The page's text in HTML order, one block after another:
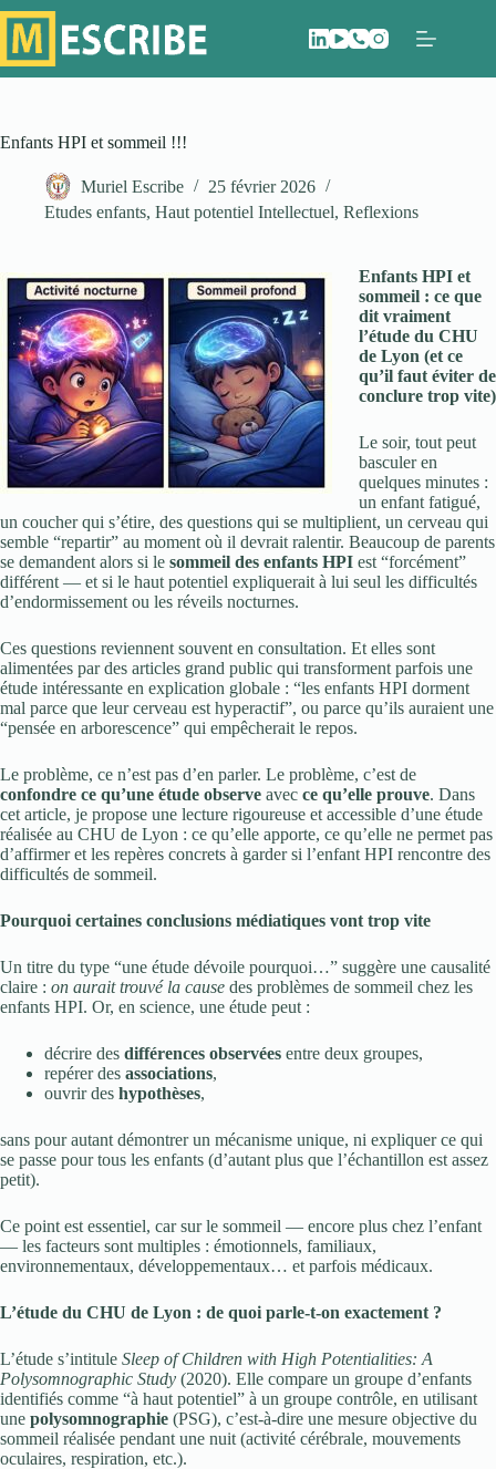
Passer
au
contenu
Enfants HPI et sommeil !!!
Muriel Escribe
25 février 2026
Etudes enfants, Haut potentiel Intellectuel, Reflexions
Enfants HPI et
sommeil : ce que
dit vraiment
l’étude du CHU
de Lyon (et ce
qu’il faut éviter de
conclure trop vite)
Le soir, tout peut
basculer en
quelques minutes :
un enfant fatigué,
un coucher qui s’étire, des questions qui se multiplient, un cerveau qui
semble “repartir” au moment où il devrait ralentir. Beaucoup de parents
se demandent alors si le sommeil des enfants HPI est “forcément”
différent — et si le haut potentiel expliquerait à lui seul les difficultés
d’endormissement ou les réveils nocturnes.
Ces questions reviennent souvent en consultation. Et elles sont
alimentées par des articles grand public qui transforment parfois une
étude intéressante en explication globale : “les enfants HPI dorment
mal parce que leur cerveau est hyperactif”, ou parce qu’ils auraient une
“pensée en arborescence” qui empêcherait le repos.
Le problème, ce n’est pas d’en parler. Le problème, c’est de
confondre ce qu’une étude observe avec ce qu’elle prouve. Dans
cet article, je propose une lecture rigoureuse et accessible d’une étude
réalisée au CHU de Lyon : ce qu’elle apporte, ce qu’elle ne permet pas
d’affirmer et les repères concrets à garder si l’enfant HPI rencontre des
difficultés de sommeil.
Pourquoi certaines conclusions médiatiques vont trop vite
Un titre du type “une étude dévoile pourquoi…” suggère une causalité
claire : on aurait trouvé la cause des problèmes de sommeil chez les
enfants HPI. Or, en science, une étude peut :
décrire des différences observées entre deux groupes,
repérer des associations,
ouvrir des hypothèses,
sans pour autant démontrer un mécanisme unique, ni expliquer ce qui
se passe pour tous les enfants (d’autant plus que l’échantillon est assez
petit).
Ce point est essentiel, car sur le sommeil — encore plus chez l’enfant
— les facteurs sont multiples : émotionnels, familiaux,
environnementaux, développementaux… et parfois médicaux.
L’étude du CHU de Lyon : de quoi parle-t-on exactement ?
L’étude s’intitule Sleep of Children with High Potentialities: A
Polysomnographic Study (2020). Elle compare un groupe d’enfants
identifiés comme “à haut potentiel” à un groupe contrôle, en utilisant
une polysomnographie (PSG), c’est-à-dire une mesure objective du
sommeil réalisée pendant une nuit (activité cérébrale, mouvements
oculaires, respiration, etc.).